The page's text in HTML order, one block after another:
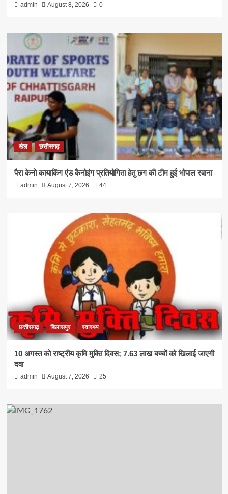
admin August 8, 2026 0
खेल छत्तीसगढ़
पैरा केनो कायाकिंग एंड कैनोइंग प्रतियोगिता हेतु छग की टीम हुई भोपाल रवाना
admin August 7, 2026 44
छत्तीसगढ़ बिलासपुर स्वास्थ्य
10 अगस्त को राष्ट्रीय कृमि मुक्ति दिवस; 7.63 लाख बच्चों को खिलाई जाएगी
दवा
admin August 7, 2026 25